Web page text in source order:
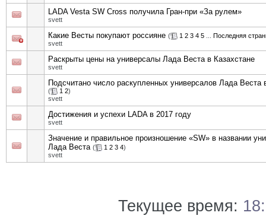
LADA Vesta SW Cross получила Гран-при «За рулем»
svett
Какие Весты покупают россияне ( 1 2 3 4 5
Последняя
svett
Раскрыты цены на универсалы Лада Веста в Казахстане
svett
Подсчитано число раскупленных универсалов Лада Веста
( 1 2)
svett
Достижения и успехи LADA в 2017 году
svett
Значение и правильное произношение «SW» в названии
Лада Веста ( 1 2 3 4)
svett
Текущее время: